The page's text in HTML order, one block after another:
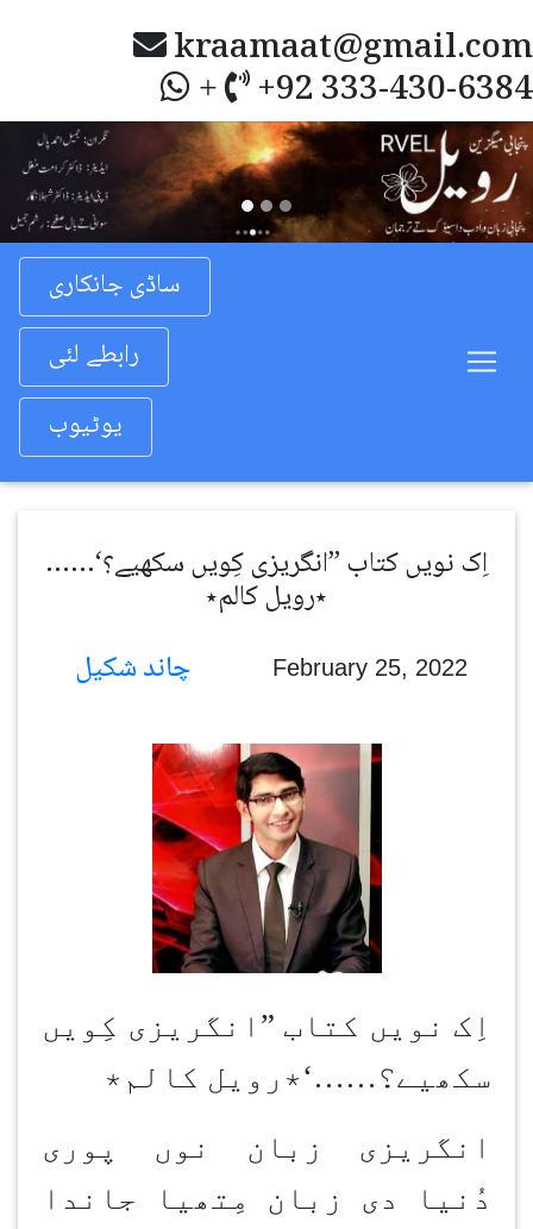
kraamaat@gmail.com
+ +92 333-430-6384
Previous
ساڈی جانکاری
رابطے لئی
یوٹیوب
اِک نویں کتاب ”انگریزی کِویں سکھیے؟‘……
٭رویل کالم٭
February 25, 2022
اِک نویں کتاب ” انگریزی کِویں
سکھیے؟ ‘……٭رویل کالم٭
انگریزی زبان نوں پوری
دُنیا دی زبان مِتھیا جاندا